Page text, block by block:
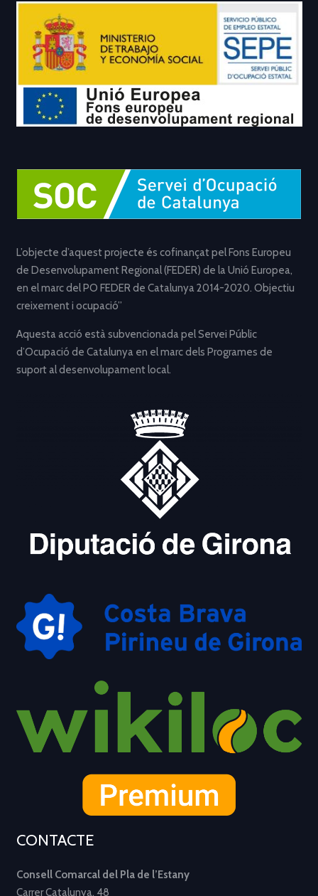
L’objecte d’aquest projecte és cofinançat pel Fons Europeu
de Desenvolupament Regional (FEDER) de la Unió Europea,
en el marc del PO FEDER de Catalunya 2014-2020. Objectiu
creixement i ocupació”
Aquesta acció està subvencionada pel Servei Públic
d’Ocupació de Catalunya en el marc dels Programes de
suport al desenvolupament local.
CONTACTE
Consell Comarcal del Pla de l’Estany
Carrer Catalunya, 48